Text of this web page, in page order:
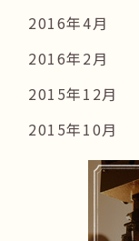
2016年4月
2016年2月
2015年12月
2015年10月